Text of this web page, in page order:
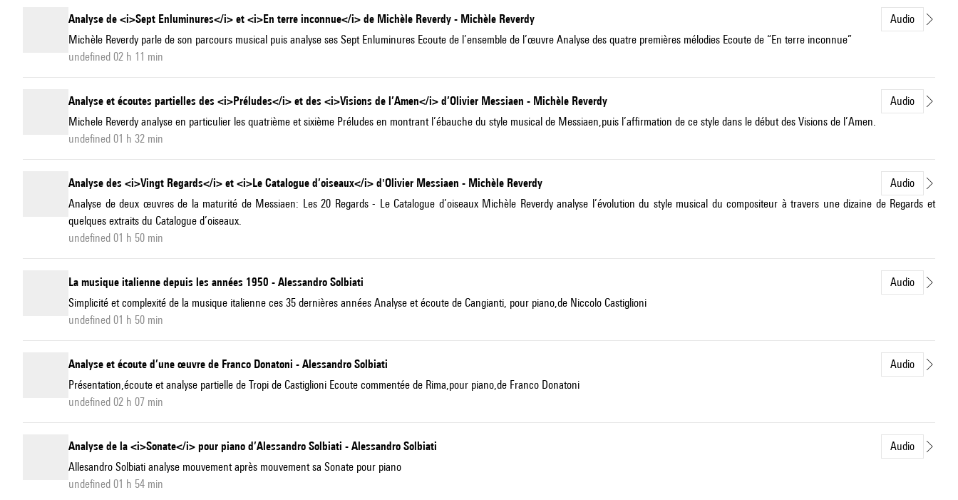
Analyse de <i>Sept Enluminures</i> et <i>En terre inconnue</i> de Michèle Reverdy - Michèle Reverdy
Audio
Michèle Reverdy parle de son parcours musical puis analyse ses Sept Enluminures Ecoute de l’ensemble de l’œuvre Analyse des quatre premières mélodies Ecoute de “En terre inconnue”
undefined 02 h 11 min
Analyse et écoutes partielles des <i>Préludes</i> et des <i>Visions de l’Amen</i> d’Olivier Messiaen - Michèle Reverdy
Audio
Michele Reverdy analyse en particulier les quatrième et sixième Préludes en montrant l’ébauche du style musical de Messiaen,puis l’affirmation de ce style dans le début des Visions de l’Amen.
undefined 01 h 32 min
Analyse des <i>Vingt Regards</i> et <i>Le Catalogue d’oiseaux</i> d'Olivier Messiaen - Michèle Reverdy
Audio
Analyse de deux œuvres de la maturité de Messiaen: Les 20 Regards - Le Catalogue d’oiseaux Michèle Reverdy analyse l’évolution du style musical du compositeur à travers une dizaine de Regards et
quelques extraits du Catalogue d’oiseaux.
undefined 01 h 50 min
La musique italienne depuis les années 1950 - Alessandro Solbiati
Audio
Simplicité et complexité de la musique italienne ces 35 dernières années Analyse et écoute de Cangianti, pour piano,de Niccolo Castiglioni
undefined 01 h 50 min
Analyse et écoute d’une œuvre de Franco Donatoni - Alessandro Solbiati
Audio
Présentation,écoute et analyse partielle de Tropi de Castiglioni Ecoute commentée de Rima,pour piano,de Franco Donatoni
undefined 02 h 07 min
Analyse de la <i>Sonate</i> pour piano d’Alessandro Solbiati - Alessandro Solbiati
Audio
Allesandro Solbiati analyse mouvement après mouvement sa Sonate pour piano
undefined 01 h 54 min